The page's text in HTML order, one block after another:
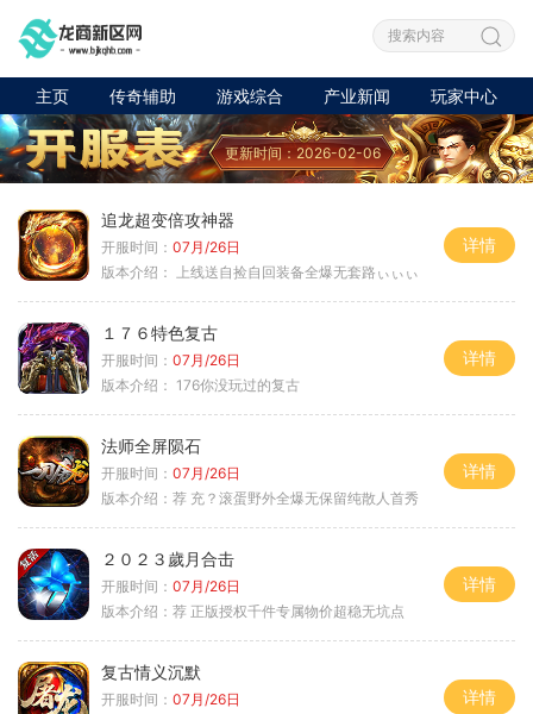
主页 传奇辅助 游戏综合 产业新闻 玩家中心
更新时间：2026-02-06
追龙超变倍攻神器
开服时间： 07月/26日
版本介绍：
上线送自捡自回装备全爆无套路ぃぃぃ
详情
１７６特色复古
开服时间： 07月/26日
版本介绍： 176你没玩过的复古
详情
法师全屏陨石
开服时间： 07月/26日
版本介绍： 荐 充？滚蛋野外全爆无保留纯散人首秀
详情
２０２３歲月合击
开服时间： 07月/26日
版本介绍： 荐 正版授权千件专属物价超稳无坑点
详情
复古情义沉默
开服时间： 07月/26日
详情